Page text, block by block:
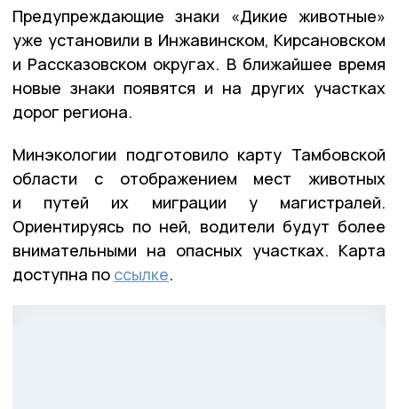
Предупреждающие знаки «Дикие животные»
уже установили в Инжавинском, Кирсановском
и Рассказовском округах. В ближайшее время
новые знаки появятся и на других участках
дорог региона.
Минэкологии подготовило карту Тамбовской
области с отображением мест животных
и путей их миграции у магистралей.
Ориентируясь по ней, водители будут более
внимательными на опасных участках. Карта
доступна по ссылке.